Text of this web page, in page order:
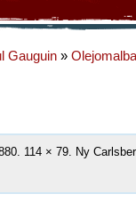
Gauguin » Olejomalba
114 × 79. Ny